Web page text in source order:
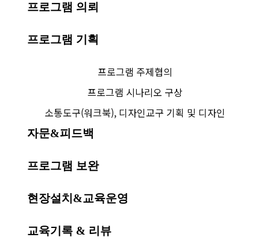
프로그램 의뢰
프로그램 기획
프로그램 주제협의
프로그램 시나리오 구상
소통도구(워크북), 디자인교구 기획 및 디자인
자문&피드백
프로그램 보완
현장설치&교육운영
교육기록 & 리뷰